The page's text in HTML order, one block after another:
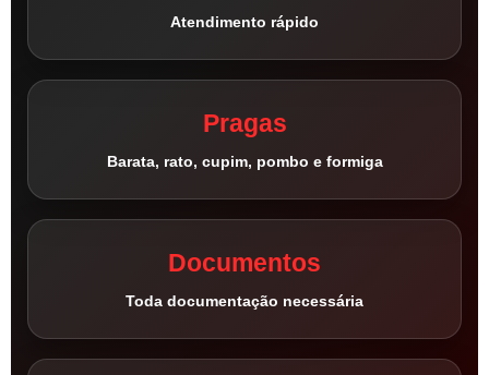
Atendimento rápido
Pragas
Barata, rato, cupim, pombo e formiga
Documentos
Toda documentação necessária